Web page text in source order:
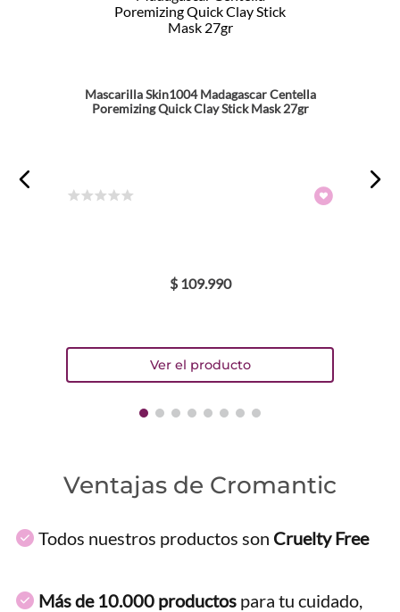
Mascarilla Skin1004 Madagascar Centella
Poremizing Quick Clay Stick Mask 27gr
$ 109.990
Ventajas de Cromantic
Todos nuestros productos son Cruelty Free
Más de 10.000 productos para tu cuidado,